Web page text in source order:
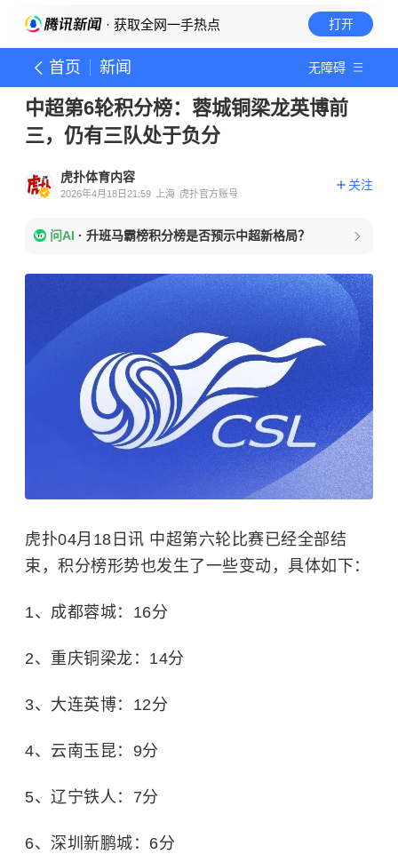
· 获取全网一手热点 打开
首页 新闻 无障碍
中超第6轮积分榜：蓉城铜梁龙英博前
三，仍有三队处于负分
虎扑体育内容
2026年4月18日21:59 上海 虎扑官方账号
关注
问AI · 升班马霸榜积分榜是否预示中超新格局？
虎扑04月18日讯 中超第六轮比赛已经全部结
束，积分榜形势也发生了一些变动，具体如下：
1、成都蓉城：16分
2、重庆铜梁龙：14分
3、大连英博：12分
4、云南玉昆：9分
5、辽宁铁人：7分
6、深圳新鹏城：6分